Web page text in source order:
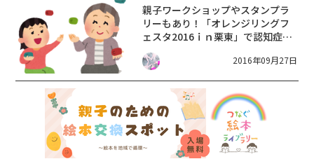
親子ワークショップやスタンプラ
リーもあり！「オレンジリングフ
ェスタ2016ｉｎ栗東」で認知症へ
の理解を深めよう！
2016年09月27日